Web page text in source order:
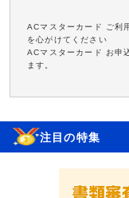
ACマスターカード ご利
を心がけてください
ACマスターカード お申
ます。
注目の特集